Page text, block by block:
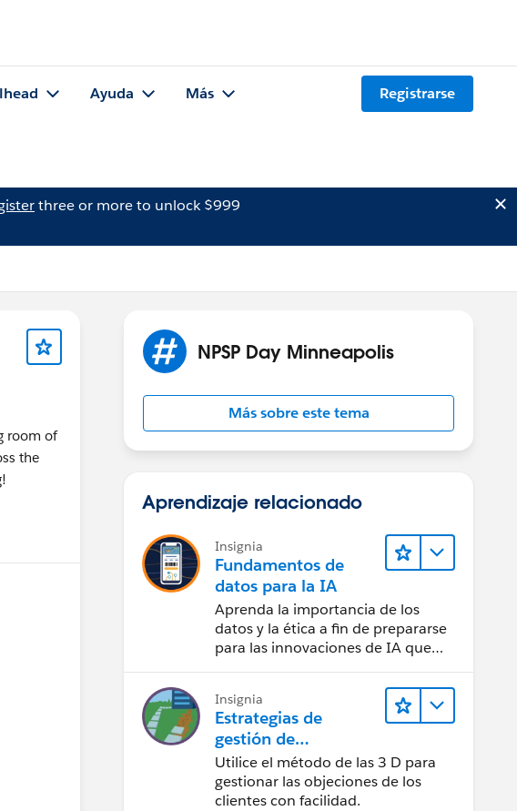
Ayuda Más Registrarse
three or more to unlock $999
room of
the
NPSP Day Minneapolis
Más sobre este tema
Aprendizaje relacionado
Insignia
Fundamentos de
datos para la IA
Aprenda la importancia de los
datos y la ética a fin de prepararse
para las innovaciones de IA que
Insignia
Estrategias de
gestión de
objeciones
Utilice el método de las 3 D para
gestionar las objeciones de los
clientes con facilidad.